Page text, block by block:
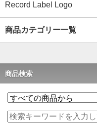
Record Label Logo
商品カテゴリー一覧
商品検索